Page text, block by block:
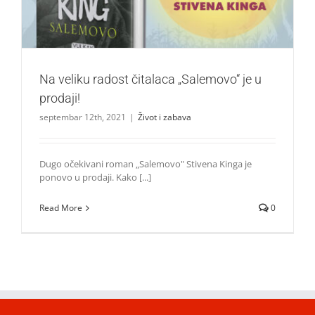
Na veliku radost čitalaca „Salemovo“ je u
prodaji!
septembar 12th, 2021 | Život i zabava
Dugo očekivani roman „Salemovo" Stivena Kinga je
ponovo u prodaji. Kako [...]
Read More 0